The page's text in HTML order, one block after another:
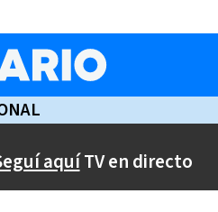
aquíTV en directo